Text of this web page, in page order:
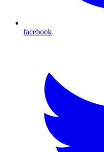
facebook